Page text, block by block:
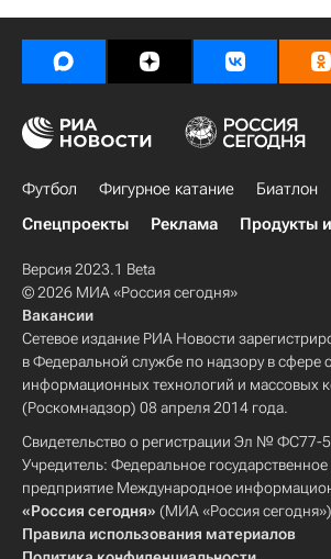
Футбол Фигурное катание Биатлон
Спецпроекты
Реклама Продукты
Версия 2023.1 Beta
© 2026 МИА «Россия сегодня»
Вакансии
Сетевое издание РИА Новости
в Федеральной службе по надзору в сфере
информационных технологий и массовых
(Роскомнадзор) 08 апреля 2014 года.
Свидетельство о регистрации Эл № ФС77-
Учредитель: Федеральное государственное
предприятие Международное
«Россия сегодня» (МИА «Россия
Правила использования материалов